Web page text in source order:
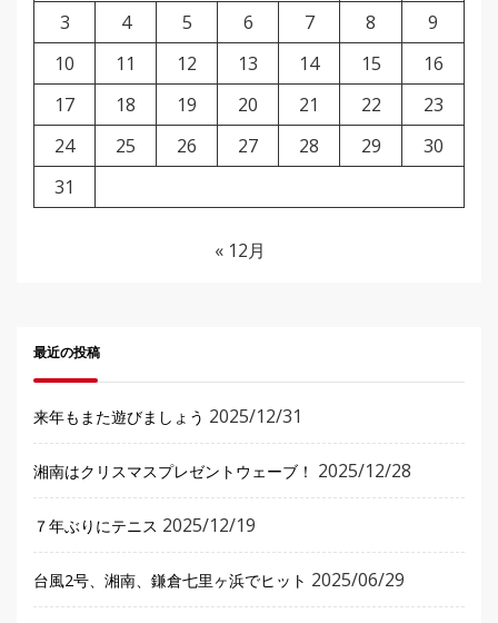
3
4 5 6 7 8
9
10
11 12 13 14 15
16
17
18 19 20 21 22
23
24
25 26 27 28 29
30
31
« 12月
最近の投稿
来年もまた遊びましょう 2025/12/31
湘南はクリスマスプレゼントウェーブ！ 2025/12/28
７年ぶりにテニス 2025/12/19
台風2号、湘南、鎌倉七里ヶ浜でヒット 2025/06/29